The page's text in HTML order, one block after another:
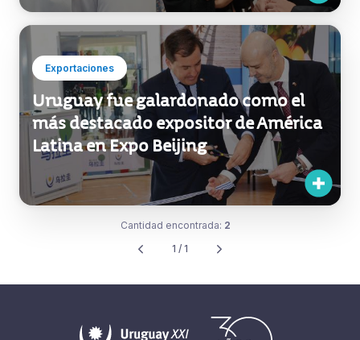
Exportaciones
Uruguay fue galardonado como el
más destacado expositor de América
Latina en Expo Beijing
Cantidad encontrada: 2
1 / 1